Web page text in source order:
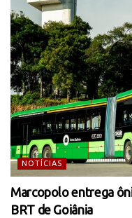
NOTÍCIAS
Marcopolo entrega
BRT de Goiânia